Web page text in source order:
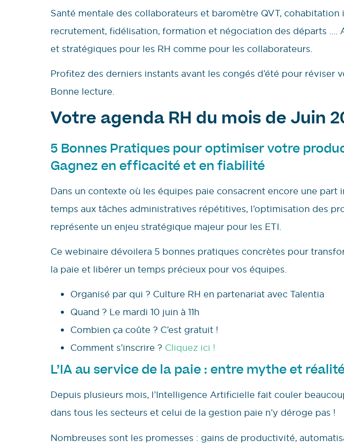
Santé mentale des collaborateurs et baromètre QVT,
recrutement, fidélisation, formation et négociation des départs ….
et stratégiques pour les RH comme pour les collaborateurs.
Profitez des derniers instants avant les congés d’été pour réviser
Bonne lecture.
Votre agenda RH du mois de Juin
5 Bonnes Pratiques pour optimiser votre
Gagnez en efficacité et en fiabilité
Dans un contexte où les équipes paie consacrent encore une part
temps aux tâches administratives répétitives, l’optimisation des
représente un enjeu stratégique majeur pour les ETI.
Ce webinaire dévoilera 5 bonnes pratiques concrètes pour
la paie et libérer un temps précieux pour vos équipes.
Organisé par qui ? Culture RH en partenariat avec Talentia
Quand ? Le mardi 10 juin à 11h
Combien ça coûte ? C’est gratuit !
Comment s’inscrire ? Cliquez ici !
L’IA au service de la paie : entre mythe et
Depuis plusieurs mois, l’Intelligence Artificielle fait couler
dans tous les secteurs et celui de la gestion paie n’y déroge pas !
Nombreuses sont les promesses : gains de productivité,